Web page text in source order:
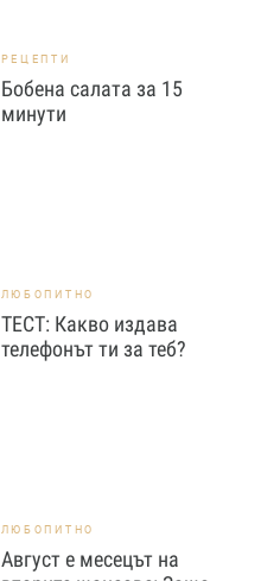
РЕЦЕПТИ
Бобена салата за 15
минути
ЛЮБОПИТНО
ТЕСТ: Какво издава
телефонът ти за теб?
ЛЮБОПИТНО
Август е месецът на